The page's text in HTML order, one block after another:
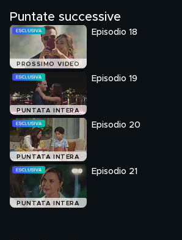
Puntate successive
PROSSIMO VIDEO
Episodio 18
PUNTATA INTERA
Episodio 19
PUNTATA INTERA
Episodio 20
PUNTATA INTERA
Episodio 21